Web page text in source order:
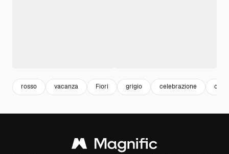
rosso vacanza Fiori grigio celebrazione